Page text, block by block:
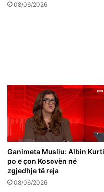
08/06/2026
Ganimeta Musliu: Albin Kurti
po e çon Kosovën në
zgjedhje të reja
08/06/2026